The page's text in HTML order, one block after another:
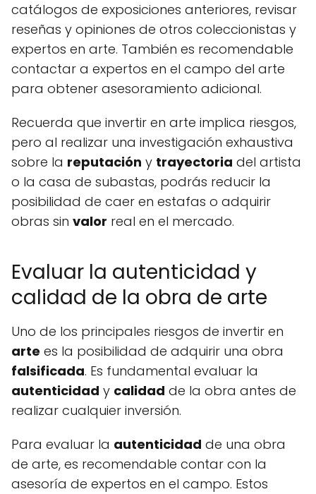
catálogos de exposiciones anteriores, revisar
reseñas y opiniones de otros coleccionistas y
expertos en arte. También es recomendable
contactar a expertos en el campo del arte
para obtener asesoramiento adicional.
Recuerda que invertir en arte implica riesgos,
pero al realizar una investigación exhaustiva
sobre la reputación y trayectoria del artista
o la casa de subastas, podrás reducir la
posibilidad de caer en estafas o adquirir
obras sin valor real en el mercado.
Evaluar la autenticidad y
calidad de la obra de arte
Uno de los principales riesgos de invertir en
arte es la posibilidad de adquirir una obra
falsificada. Es fundamental evaluar la
autenticidad y calidad de la obra antes de
realizar cualquier inversión.
Para evaluar la autenticidad de una obra
de arte, es recomendable contar con la
asesoría de expertos en el campo. Estos